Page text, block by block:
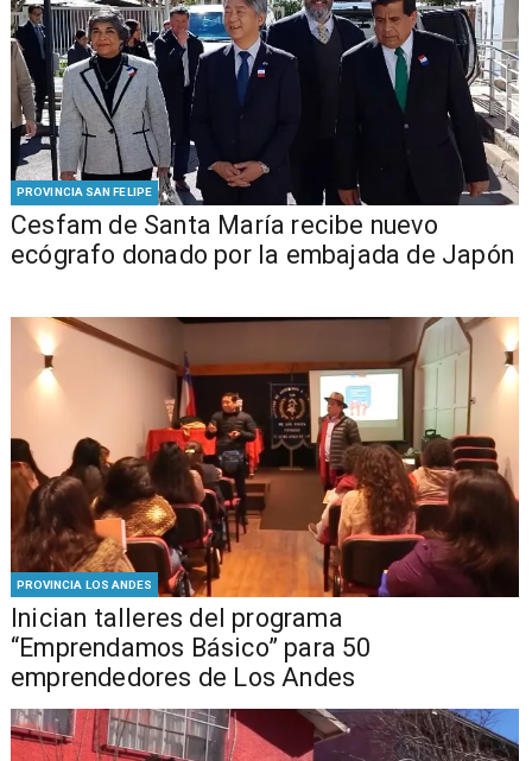
PROVINCIA SAN FELIPE
Cesfam de Santa María recibe nuevo
ecógrafo donado por la embajada de Japón
PROVINCIA LOS ANDES
Inician talleres del programa
“Emprendamos Básico” para 50
emprendedores de Los Andes